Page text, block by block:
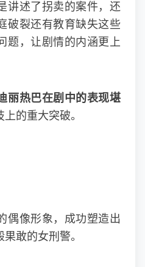
讲述了拐卖的案件，还
破裂还有教育缺失这些
题，让剧情的内涵更上
丽热巴在剧中的表现堪
的重大突破。
偶像形象，成功塑造出
敢的女刑警。